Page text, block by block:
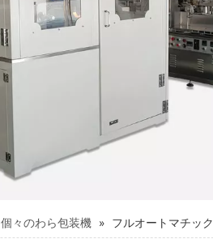
個々のわら包装機 » フルオートマチッ